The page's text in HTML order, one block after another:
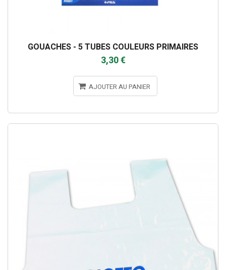
GOUACHES - 5 TUBES COULEURS PRIMAIRES
3,30 €
AJOUTER AU PANIER